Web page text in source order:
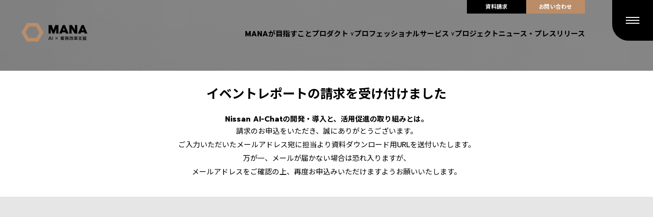
資料請求 お問い合わせ
MANAが目指すことプロダクト プロフェッショナルサービス プロジェクトニュース・プレスリリース
イベントレポートの請求を受け付けました
Nissan AI-Chatの開発・導入と、活用促進の取り組みとは。
請求のお申込をいただき、誠にありがとうございます。
ご入力いただいたメールアドレス宛に担当より資料ダウンロード用URLを送付いたします。
万が一、メールが届かない場合は恐れ入りますが、
メールアドレスをご確認の上、再度お申込みいただけますようお願いいたします。